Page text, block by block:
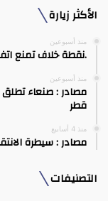
الأكثر زيارة
منذ أسبوعين
.نقطة خلاف تمنع
منذ أسبوعين
مصادر : صنعاء تطلق
قطر
منذ 4 أسابيع
مصادر : سيطرة
التصنيفات